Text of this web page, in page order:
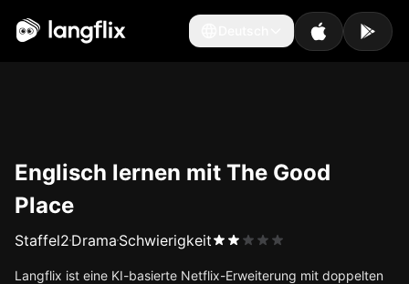
Deutsch
Englisch lernen mit The Good
Place
Staffel2 Drama Schwierigkeit
Langflix ist eine KI-basierte Netflix-Erweiterung mit doppelten